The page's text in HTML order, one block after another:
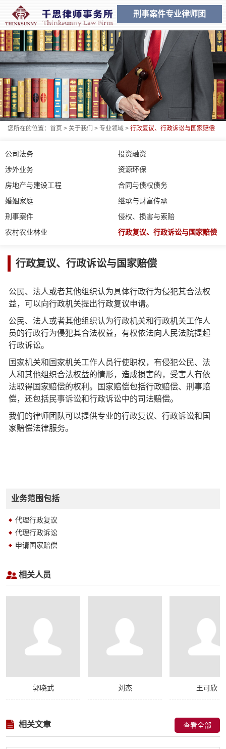
刑事案件专业律师团
您所在的位置： 首页 > 关于我们 > 专业领域 > 行政复议、行政诉讼与国家赔偿
公司法务
投资融资
涉外业务
资源环保
房地产与建设工程
合同与债权债务
婚姻家庭
继承与财富传承
刑事案件
侵权、损害与索赔
农村农业林业
行政复议、行政诉讼与国家赔偿
行政复议、行政诉讼与国家赔偿
公民、法人或者其他组织认为具体行政行为侵犯其合法权
益，可以向行政机关提出行政复议申请。
公民、法人或者其他组织认为行政机关和行政机关工作人
员的行政行为侵犯其合法权益，有权依法向人民法院提起
行政诉讼。
国家机关和国家机关工作人员行使职权，有侵犯公民、法
人和其他组织合法权益的情形，造成损害的，受害人有依
法取得国家赔偿的权利。国家赔偿包括行政赔偿、刑事赔
偿，还包括民事诉讼和行政诉讼中的司法赔偿。
我们的律师团队可以提供专业的行政复议、行政诉讼和国
家赔偿法律服务。
业务范围包括
代理行政复议
代理行政诉讼
申请国家赔偿
相关人员
郭晓武 刘杰 王可欣
查看全部
相关文章